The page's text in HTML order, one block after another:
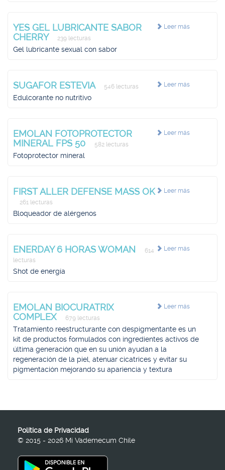
Leer más
YES GEL LUBRICANTE SABOR
CHERRY
239 lecturas
Gel lubricante sexual con sabor
Leer más
SUGAFOR ESTEVIA 546 lecturas
Edulcorante no nutritivo
Leer más
EMOLAN FOTOPROTECTOR
MINERAL FPS 50
582 lecturas
Fotoprotector mineral
Leer más
FIRST ALLER DEFENSE MASS OK
261 lecturas
Bloqueador de alérgenos
Leer más
ENERDAY 6 HORAS WOMAN
614
lecturas
Shot de energía
Leer más
EMOLAN BIOCURATRIX
COMPLEX
679 lecturas
Tratamiento reestructurante con despigmentante es un
kit de productos formulados con ingredientes activos de
última generación que en su unión ayudan a la
regeneración de la piel, atenuar cicatrices y evitar su
pigmentación mejorando su apariencia y textura
Política de Privacidad
© 2015 - 2026 Mi Vademecum Chile